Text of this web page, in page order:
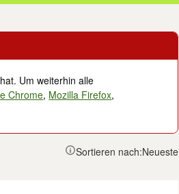
Um weiterhin alle
Chrome, Mozilla Firefox,
Sortieren nach:Neueste